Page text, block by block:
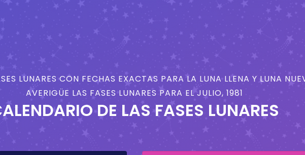
LUNARES CON FECHAS EXACTAS PARA LA LUNA LLENA Y LUNA
AVERIGÜE LAS FASES LUNARES PARA EL JULIO, 1981
DE LAS FASES LUNARES